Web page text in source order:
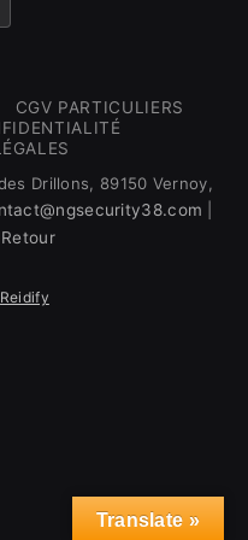
CGV PARTICULIERS
Drillons, 89150 Vernoy,
Reidify
Translate »